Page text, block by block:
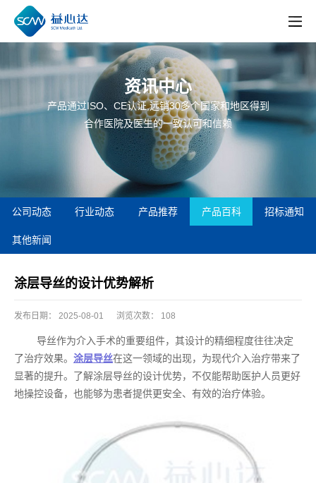
资讯中心
产品通过ISO、CE认证,远销30多个国家和地区得到
合作医院及医生的一致认可和信赖
公司动态 行业动态 产品推荐 产品百科 招标通知
其他新闻
涂层导丝的设计优势解析
发布日期： 2025-08-01 浏览次数： 108
导丝作为介入手术的重要组件，其设计的精细程度往往决定
了治疗效果。 涂层导丝在这一领域的出现，为现代介入治疗带来了
显著的提升。了解涂层导丝的设计优势，不仅能帮助医护人员更好
地操控设备，也能够为患者提供更安全、有效的治疗体验。